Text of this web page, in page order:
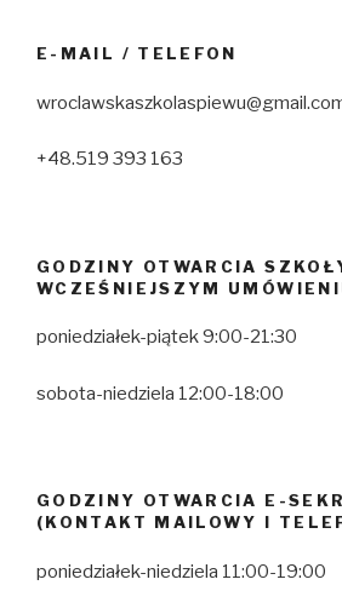
E-MAIL / TELEFON
+48.519 393 163
GODZINY OTWARCIA
WCZEŚNIEJSZYM
poniedziałek-piątek 9:00-21:30
sobota-niedziela 12:00-18:00
GODZINY OTWARCIA E-
(KONTAKT MAILOWY I
poniedziałek-niedziela 11:00-19:00